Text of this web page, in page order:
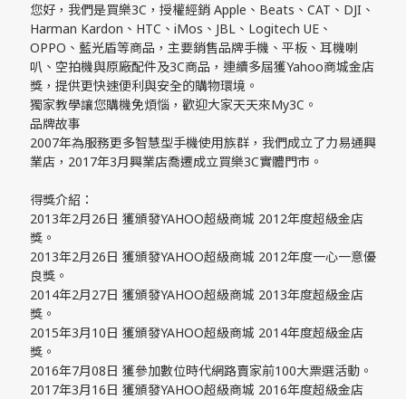
您好，我們是買樂3C，授權經銷 Apple、Beats、CAT、DJI、
Harman Kardon、HTC、iMos、JBL、Logitech UE、
OPPO、藍光盾等商品，主要銷售品牌手機、平板、耳機喇
叭、空拍機與原廠配件及3C商品，連續多屆獲Yahoo商城金店
獎，提供更快速便利與安全的購物環境。
獨家教學讓您購機免煩惱，歡迎大家天天來My3C。
品牌故事
2007年為服務更多智慧型手機使用族群，我們成立了力易通興
業店，2017年3月興業店喬遷成立買樂3C實體門市。
得獎介紹：
2013年2月26日 獲頒發YAHOO超級商城 2012年度超級金店
獎。
2013年2月26日 獲頒發YAHOO超級商城 2012年度一心一意優
良獎。
2014年2月27日 獲頒發YAHOO超級商城 2013年度超級金店
獎。
2015年3月10日 獲頒發YAHOO超級商城 2014年度超級金店
獎。
2016年7月08日 獲參加數位時代網路賣家前100大票選活動。
2017年3月16日 獲頒發YAHOO超級商城 2016年度超級金店